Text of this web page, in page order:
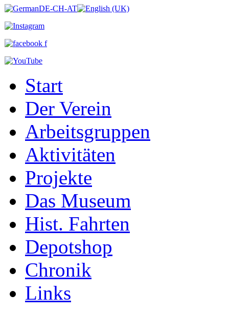
Start
Der Verein
Arbeitsgruppen
Aktivitäten
Projekte
Das Museum
Hist. Fahrten
Depotshop
Chronik
Links